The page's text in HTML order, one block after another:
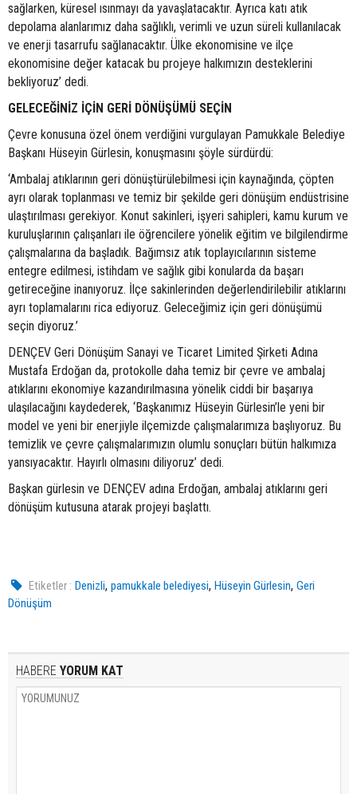
sağlarken, küresel ısınmayı da yavaşlatacaktır. Ayrıca katı atık
depolama alanlarımız daha sağlıklı, verimli ve uzun süreli kullanılacak
ve enerji tasarrufu sağlanacaktır. Ülke ekonomisine ve ilçe
ekonomisine değer katacak bu projeye halkımızın desteklerini
bekliyoruz’ dedi.
GELECEĞİNİZ İÇİN GERİ DÖNÜŞÜMÜ SEÇİN
Çevre konusuna özel önem verdiğini vurgulayan Pamukkale Belediye
Başkanı Hüseyin Gürlesin, konuşmasını şöyle sürdürdü:
‘Ambalaj atıklarının geri dönüştürülebilmesi için kaynağında, çöpten
ayrı olarak toplanması ve temiz bir şekilde geri dönüşüm endüstrisine
ulaştırılması gerekiyor. Konut sakinleri, işyeri sahipleri, kamu kurum ve
kuruluşlarının çalışanları ile öğrencilere yönelik eğitim ve bilgilendirme
çalışmalarına da başladık. Bağımsız atık toplayıcılarının sisteme
entegre edilmesi, istihdam ve sağlık gibi konularda da başarı
getireceğine inanıyoruz. İlçe sakinlerinden değerlendirilebilir atıklarını
ayrı toplamalarını rica ediyoruz. Geleceğimiz için geri dönüşümü
seçin diyoruz.’
DENÇEV Geri Dönüşüm Sanayi ve Ticaret Limited Şirketi Adına
Mustafa Erdoğan da, protokolle daha temiz bir çevre ve ambalaj
atıklarını ekonomiye kazandırılmasına yönelik ciddi bir başarıya
ulaşılacağını kaydederek, ‘Başkanımız Hüseyin Gürlesin’le yeni bir
model ve yeni bir enerjiyle ilçemizde çalışmalarımıza başlıyoruz. Bu
temizlik ve çevre çalışmalarımızın olumlu sonuçları bütün halkımıza
yansıyacaktır. Hayırlı olmasını diliyoruz’ dedi.
Başkan gürlesin ve DENÇEV adına Erdoğan, ambalaj atıklarını geri
dönüşüm kutusuna atarak projeyi başlattı.
Etiketler : Denizli,pamukkale belediyesi,Hüseyin Gürlesin,Geri
Dönüşüm
HABERE YORUM KAT